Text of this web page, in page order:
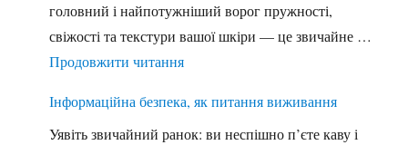
головний і найпотужніший ворог пружності,
свіжості та текстури вашої шкіри — це звичайне …
Продовжити читання"Вплив сонця на шкіру"
Інформаційна безпека, як питання виживання
Уявіть звичайний ранок: ви неспішно п’єте каву і